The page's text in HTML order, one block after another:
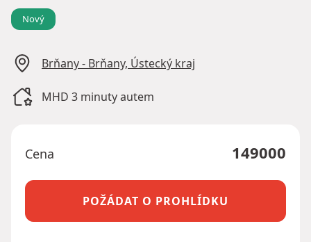
Nový
Brňany - Brňany, Ústecký kraj
MHD 3 minuty autem
Cena 149000
POŽÁDAT O PROHLÍDKU